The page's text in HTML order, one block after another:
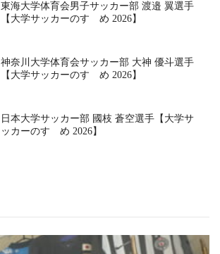
東海大学体育会男子サッカー部 渡邉 翼選手
【大学サッカーのすゝめ 2026】
神奈川大学体育会サッカー部 大神 優斗選手
【大学サッカーのすゝめ 2026】
日本大学サッカー部 國枝 蒼空選手【大学サ
ッカーのすゝめ 2026】